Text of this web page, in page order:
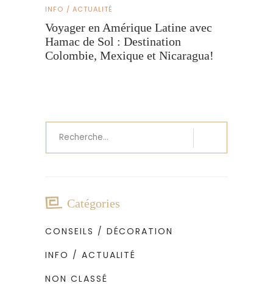
INFO / ACTUALITÉ
Voyager en Amérique Latine avec
Hamac de Sol : Destination
Colombie, Mexique et Nicaragua!
pour
Catégories
CONSEILS / DÉCORATION
INFO / ACTUALITÉ
NON CLASSÉ